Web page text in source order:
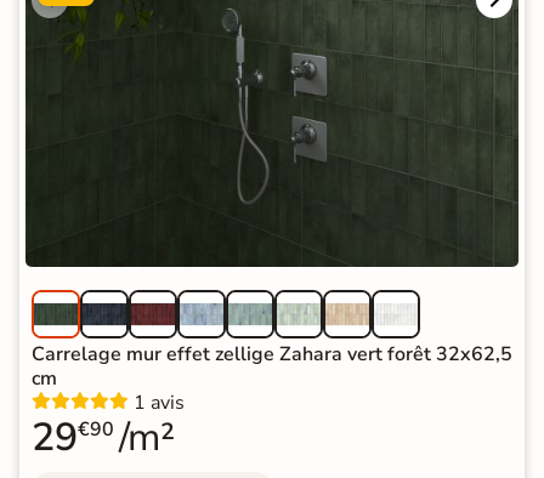
Carrelage mur effet zellige Zahara vert forêt 32x62,5
cm
1 avis
29€90 /m²